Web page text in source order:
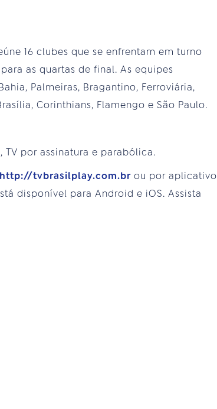
16 clubes que se enfrentam em turno
as quartas de final. As equipes
Palmeiras, Bragantino, Ferroviária,
Corinthians, Flamengo e São Paulo.
TV por assinatura e parabólica.
http://tvbrasilplay.com.br ou por aplicativo
disponível para Android e iOS. Assista